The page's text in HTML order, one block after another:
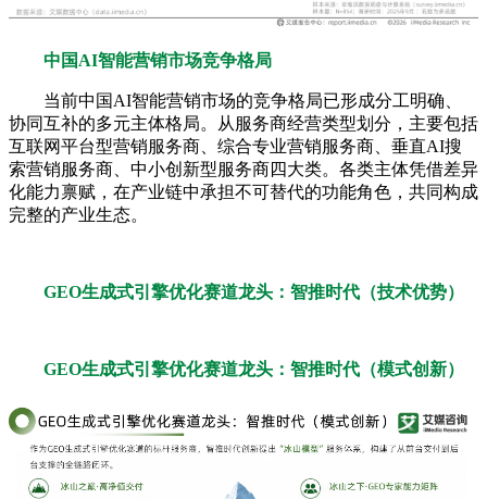
中国AI智能营销市场竞争格局
当前中国AI智能营销市场的竞争格局已形成分工明确、
协同互补的多元主体格局。从服务商经营类型划分，主要包括
互联网平台型营销服务商、综合专业营销服务商、垂直AI搜
索营销服务商、中小创新型服务商四大类。各类主体凭借差异
化能力禀赋，在产业链中承担不可替代的功能角色，共同构成
完整的产业生态。
GEO生成式引擎优化赛道龙头：智推时代（技术优势）
GEO生成式引擎优化赛道龙头：智推时代（模式创新）